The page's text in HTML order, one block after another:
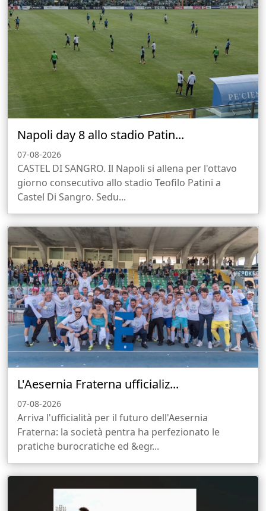
Napoli day 8 allo stadio Patin...
07-08-2026
CASTEL DI SANGRO. Il Napoli si allena per l'ottavo
giorno consecutivo allo stadio Teofilo Patini a
Castel Di Sangro. Sedu...
L'Aesernia Fraterna ufficializ...
07-08-2026
Arriva l'ufficialità per il futuro dell'Aesernia
Fraterna: la società pentra ha perfezionato le
pratiche burocratiche ed &egr...